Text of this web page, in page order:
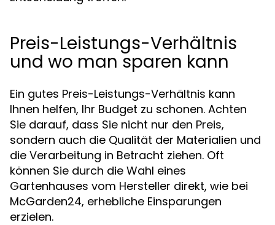
Preis-Leistungs-Verhältnis
und wo man sparen kann
Ein gutes Preis-Leistungs-Verhältnis kann
Ihnen helfen, Ihr Budget zu schonen. Achten
Sie darauf, dass Sie nicht nur den Preis,
sondern auch die Qualität der Materialien und
die Verarbeitung in Betracht ziehen. Oft
können Sie durch die Wahl eines
Gartenhauses vom Hersteller direkt, wie bei
McGarden24, erhebliche Einsparungen
erzielen.